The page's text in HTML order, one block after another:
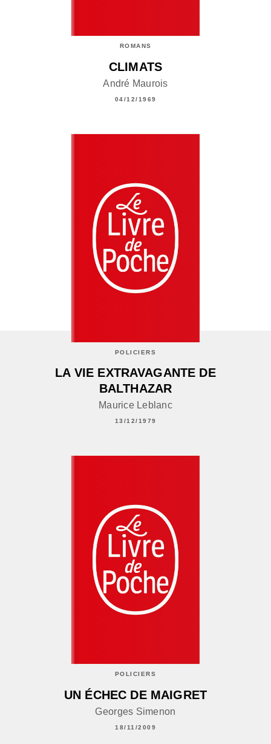
ROMANS
CLIMATS
André Maurois
04/12/1969
POLICIERS
LA VIE EXTRAVAGANTE DE
BALTHAZAR
Maurice Leblanc
13/12/1979
POLICIERS
UN ÉCHEC DE MAIGRET
Georges Simenon
18/11/2009